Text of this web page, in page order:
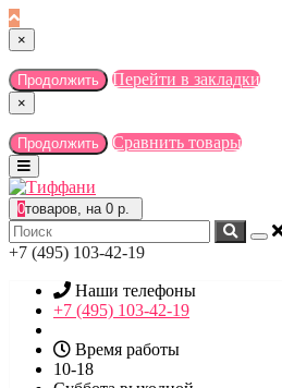
×
Продолжить Перейти в закладки
×
Продолжить Сравнить товары
0товаров, на 0 р.
+7 (495) 103-42-19
Наши телефоны
+7 (495) 103-42-19
Время работы
10-18